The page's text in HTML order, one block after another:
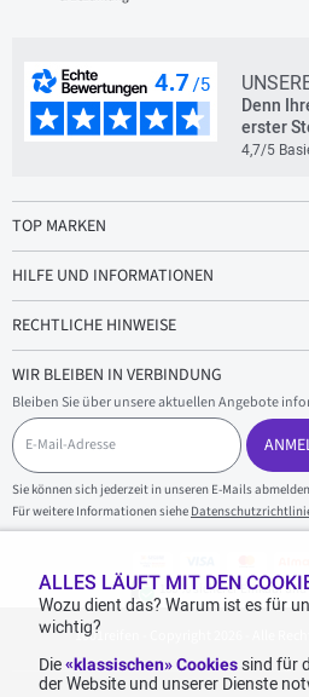
Denn
erster
4,7/5
TOP MARKEN
HILFE UND INFORMATIONEN
RECHTLICHE HINWEISE
WIR BLEIBEN IN VERBINDUNG
Bleiben Sie über unsere aktuellen Angebote
E
-
M
a
i
l
Sie können sich jederzeit in unseren E-Mails
Für weitere Informationen siehe
100 % sicherer Einkauf
1001reifen - Copyright 2026 - Alle
ALLES LÄUFT MIT DEN
Wozu dient das? Warum ist es für
wichtig?
Die«klassischen» Cookiessind für
der Website und unserer Dienste